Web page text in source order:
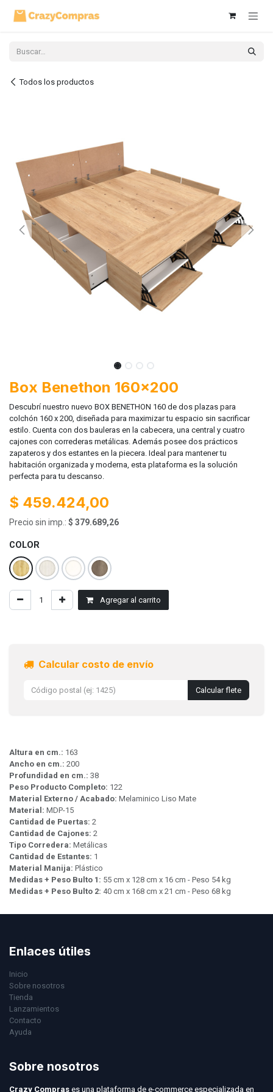
Todos los productos
Box Benethon 160x200
Descubrí nuestro nuevo BOX BENETHON 160 de dos plazas para
colchón 160 x 200, diseñada para maximizar tu espacio sin sacrificar
estilo. Cuenta con dos bauleras en la cabecera, una central y cuatro
cajones con correderas metálicas. Además posee dos prácticos
zapateros y dos estantes en la piecera. Ideal para mantener tu
habitación organizada y moderna, esta plataforma es la solución
perfecta para tu descanso.
$ 459.424,00
Precio sin imp.: $ 379.689,26
COLOR
Agregar al carrito
Calcular costo de envío
Calcular flete
Altura en cm.: 163
Ancho en cm.: 200
Profundidad en cm.: 38
Peso Producto Completo: 122
Material Externo / Acabado: Melaminico Liso Mate
Material: MDP-15
Cantidad de Puertas: 2
Cantidad de Cajones: 2
Tipo Corredera: Metálicas
Cantidad de Estantes: 1
Material Manija: Plástico
Medidas + Peso Bulto 1: 55 cm x 128 cm x 16 cm - Peso 54 kg
Medidas + Peso Bulto 2: 40 cm x 168 cm x 21 cm - Peso 68 kg
Enlaces útiles
Inicio
Sobre nosotros
Tienda
Lanzamientos
Contacto
Ayuda
Sobre nosotros
Crazy Compras es una plataforma de e-commerce especializada en